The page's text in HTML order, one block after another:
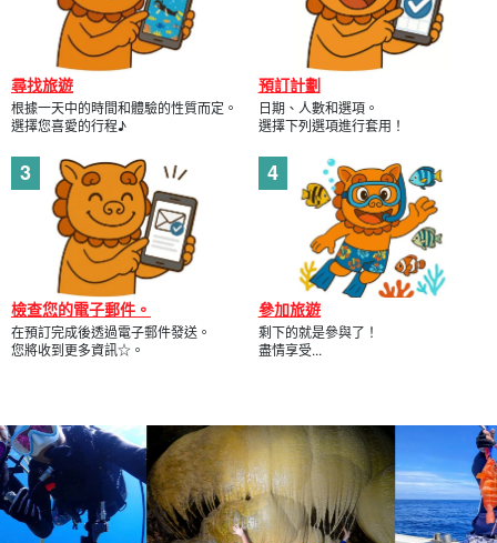
尋找旅遊
根據一天中的時間和體驗的性質而定。
選擇您喜愛的行程♪
預訂計劃
日期、人數和選項。
選擇下列選項進行套用！
檢查您的電子郵件。
在預訂完成後透過電子郵件發送。
您將收到更多資訊☆。
參加旅遊
剩下的就是參與了！
盡情享受...